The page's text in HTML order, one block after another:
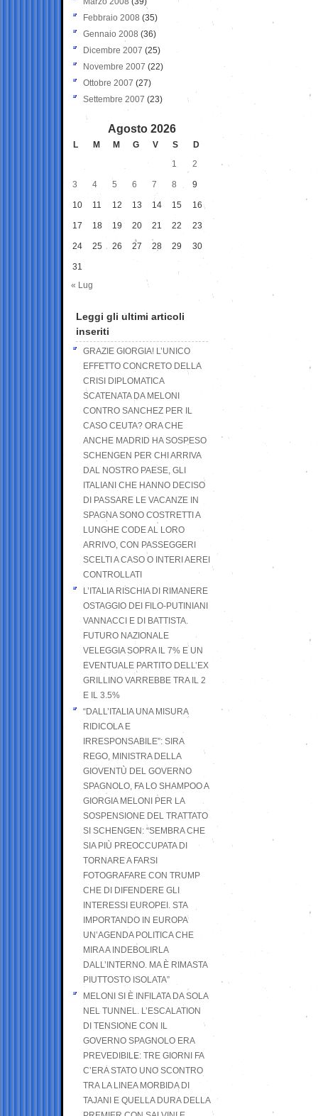
Febbraio 2008 (35)
Gennaio 2008 (36)
Dicembre 2007 (25)
Novembre 2007 (22)
Ottobre 2007 (27)
Settembre 2007 (23)
Agosto 2026
L M M G V S
D
1
2
3 4 5 6 7 8 9
10 11 12 13 14 15 16
17 18 19 20 21 22 23
24 25 26 27 28 29 30
31
« Lug
Leggi gli ultimi articoli
inseriti
GRAZIE GIORGIA! L’UNICO
EFFETTO CONCRETO DELLA
CRISI DIPLOMATICA
SCATENATA DA MELONI
CONTRO SANCHEZ PER IL
CASO CEUTA? ORA CHE
ANCHE MADRID HA SOSPESO
SCHENGEN PER CHI ARRIVA
DAL NOSTRO PAESE, GLI
ITALIANI CHE HANNO DECISO
DI PASSARE LE VACANZE IN
SPAGNA SONO COSTRETTI A
LUNGHE CODE AL LORO
ARRIVO, CON PASSEGGERI
SCELTI A CASO O INTERI AEREI
CONTROLLATI
L’ITALIA RISCHIA DI RIMANERE
OSTAGGIO DEI FILO-PUTINIANI
VANNACCI E DI BATTISTA.
FUTURO NAZIONALE
VELEGGIA SOPRA IL 7% E UN
EVENTUALE PARTITO DELL’EX
GRILLINO VARREBBE TRA IL 2
E IL 3.5%
“DALL’ITALIA UNA MISURA
RIDICOLA E
IRRESPONSABILE”: SIRA
REGO, MINISTRA DELLA
GIOVENTÙ DEL GOVERNO
SPAGNOLO, FA LO SHAMPOO A
GIORGIA MELONI PER LA
SOSPENSIONE DEL TRATTATO
SI SCHENGEN: “SEMBRA CHE
SIA PIÙ PREOCCUPATA DI
TORNARE A FARSI
FOTOGRAFARE CON TRUMP
CHE DI DIFENDERE GLI
INTERESSI EUROPEI. STA
IMPORTANDO IN EUROPA
UN’AGENDA POLITICA CHE
MIRA A INDEBOLIRLA
DALL’INTERNO. MA È RIMASTA
PIUTTOSTO ISOLATA”
MELONI SI È INFILATA DA SOLA
NEL TUNNEL. L’ESCALATION
DI TENSIONE CON IL
GOVERNO SPAGNOLO ERA
PREVEDIBILE: TRE GIORNI FA
C’ERA STATO UNO SCONTRO
TRA LA LINEA MORBIDA DI
TAJANI E QUELLA DURA DELLA